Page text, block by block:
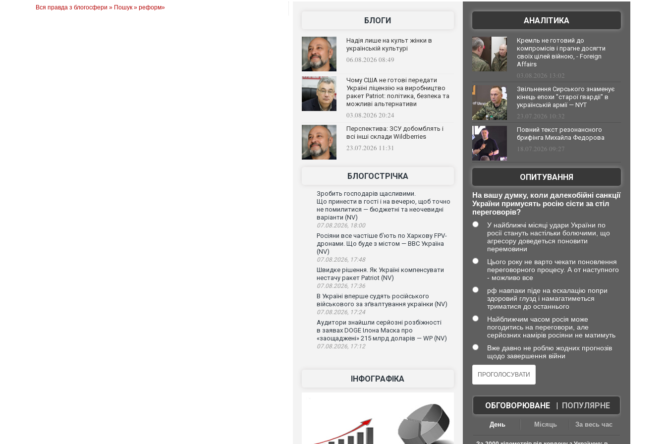
Вся правда з блогосфери » Пошук » реформ»
БЛОГИ
Надія лише на культ жінки в
українській культурі
06.08.2026 08:49
Чому США не готові передати
Україні ліцензію на виробництво
ракет Patriot: політика, безпека та
можливі альтернативи
03.08.2026 20:24
Перспектива: ЗСУ добомблять і
всі інші склади Wildberries
23.07.2026 11:31
БЛОГОСТРІЧКА
Зробить господарів щасливими.
Що принести в гості і на вечерю, щоб точно
не помилитися — бюджетні та неочевидні
варіанти (NV)
07.08.2026, 18:00
Росіяни все частіше бʼють по Харкову FPV-
дронами. Що буде з містом — ВВС Україна
(NV)
07.08.2026, 17:48
Швидке рішення. Як Україні компенсувати
нестачу ракет Patriot (NV)
07.08.2026, 17:36
В Україні вперше судять російського
військового за зґвалтування українки (NV)
07.08.2026, 17:24
Аудитори знайшли серйозні розбіжності
в заявах DOGE Ілона Маска про
«заощаджені» 215 млрд доларів — WP (NV)
07.08.2026, 17:12
ІНФОГРАФІКА
АНАЛІТИКА
Кремль не готовий до
компромісів і прагне досягти
своїх цілей війною, - Foreign
Affairs
03.08.2026 13:02
Звільнення Сирського знаменує
кінець епохи "старої гвардії" в
українській армії — NYT
23.07.2026 10:32
Повний текст резонансного
брифінга Михайла Федорова
18.07.2026 09:27
ОПИТУВАННЯ
На вашу думку, коли далекобійні санкції
України примусять росію сісти за стіл
переговорів?
У найближчі місяці удари України по
росії стануть настільки болючими, що
агресору доведеться поновити
перемовини
Цього року не варто чекати поновлення
переговорного процесу. А от наступного
- можливо все
рф навпаки піде на ескалацію попри
здоровий глузд і намагатиметься
триматися до останнього
Найближчим часом росія може
погодитись на переговори, але
серйозних намірів росіяни не матимуть
Вже давно не роблю жодних прогнозів
щодо завершення війни
ОБГОВОРЮВАНЕ| ПОПУЛЯРНЕ
День Місяць За весь час